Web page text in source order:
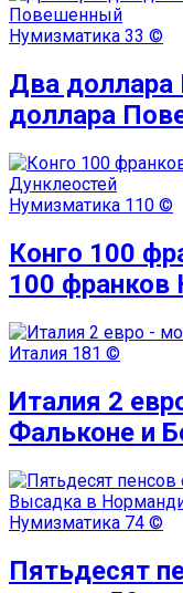
Нумизматика 33 ©
Два доллара
доллара
Нумизматика 110 ©
Конго 100
100 франков
Италия 181 ©
Италия 2
Фальконе и
Нумизматика 74 ©
Пятьдесят